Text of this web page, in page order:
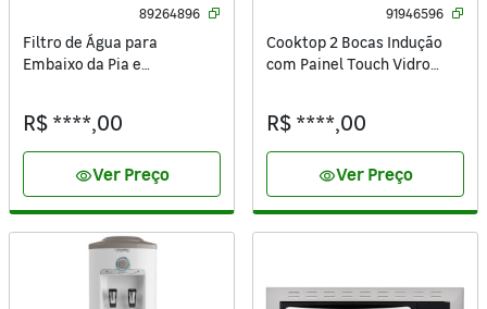
89264896
Filtro de Água para
Embaixo da Pia e
R$ ****,00
visibilityVer Preço
91946596
Cooktop 2 Bocas Indução
com Painel Touch Vidro
R$ ****,00
visibilityVer Preço